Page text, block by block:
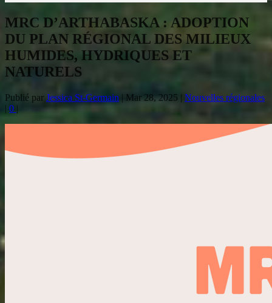
MRC D’ARTHABASKA : ADOPTION
DU PLAN RÉGIONAL DES MILIEUX
HUMIDES, HYDRIQUES ET
NATURELS
Publié par Jessica St-Germain | Mar 28, 2025 | Nouvelles régionales
| 0 |